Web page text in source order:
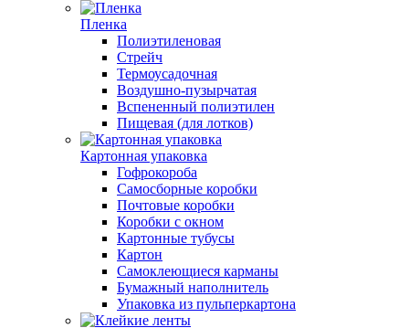
Пленка
Полиэтиленовая
Стрейч
Термоусадочная
Воздушно-пузырчатая
Вспененный полиэтилен
Пищевая (для лотков)
Картонная упаковка
Гофрокороба
Самосборные коробки
Почтовые коробки
Коробки с окном
Картонные тубусы
Картон
Самоклеющиеся карманы
Бумажный наполнитель
Упаковка из пульперкартона